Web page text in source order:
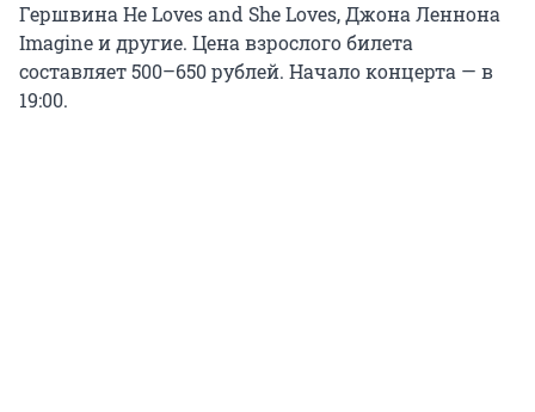
Гершвина He Loves and She Loves, Джона Леннона
Imagine и другие. Цена взрослого билета
составляет 500–650 рублей. Начало концерта — в
19:00.